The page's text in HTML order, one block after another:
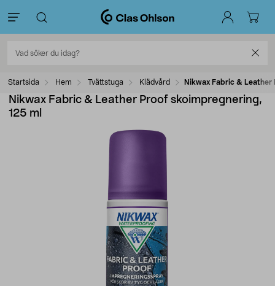
Startsida Hem Tvättstuga Klädvård Nikwax Fabric & Leather
Nikwax Fabric & Leather Proof skoimpregnering,
125 ml